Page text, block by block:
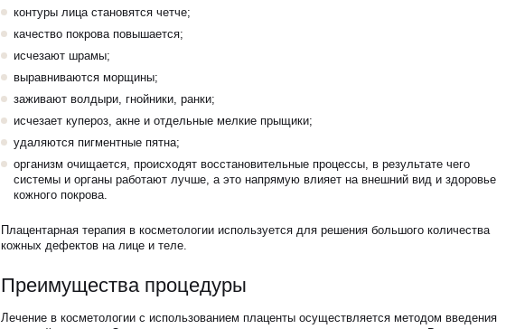
контуры лица становятся четче;
качество покрова повышается;
исчезают шрамы;
выравниваются морщины;
заживают волдыри, гнойники, ранки;
исчезает купероз, акне и отдельные мелкие прыщики;
удаляются пигментные пятна;
организм очищается, происходят восстановительные процессы, в результате чего
системы и органы работают лучше, а это напрямую влияет на внешний вид и здоровье
кожного покрова.
Плацентарная терапия в косметологии используется для решения большого количества
кожных дефектов на лице и теле.
Преимущества процедуры
Лечение в косметологии с использованием плаценты осуществляется методом введения